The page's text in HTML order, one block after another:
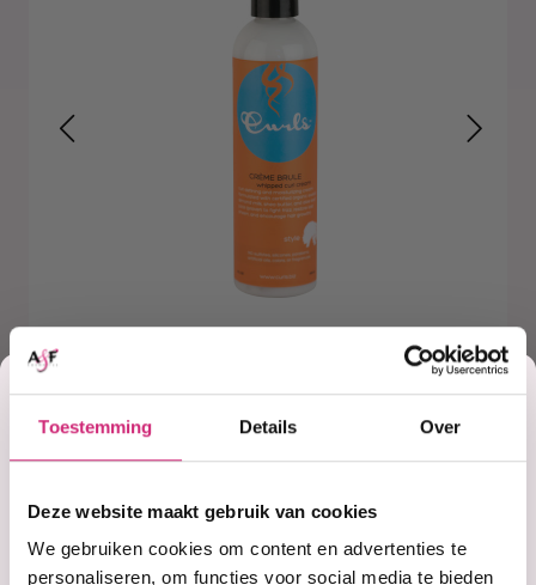
Toestemming Details Over
Deze website maakt gebruik van cookies
We gebruiken cookies om content en advertenties te
personaliseren, om functies voor social media te bieden
€14,99
Korting
op je